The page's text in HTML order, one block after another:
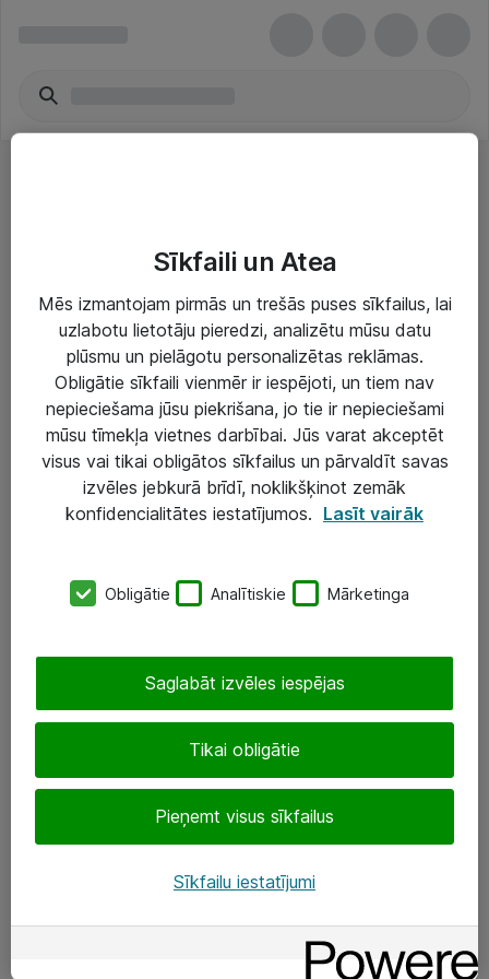
Risinājumi & Pakalpojumi
IT serviss un atbalsts
IT infrastruktūra
Darba vietu IT risinājumi
SIA „ATEA”
+(371) 67 81 90 50
eShop@atea.lv
Sekojiet mums
Sīkfaili un Atea
Mēs izmantojam pirmās un trešās puses sīkfailus, lai
uzlabotu lietotāju pieredzi, analizētu mūsu datu
plūsmu un pielāgotu personalizētas reklāmas.
Obligātie sīkfaili vienmēr ir iespējoti, un tiem nav
nepieciešama jūsu piekrišana, jo tie ir nepieciešami
mūsu tīmekļa vietnes darbībai. Jūs varat akceptēt
visus vai tikai obligātos sīkfailus un pārvaldīt savas
izvēles jebkurā brīdī, noklikšķinot zemāk
konfidencialitātes iestatījumos. Lasīt vairāk
Obligātie Analītiskie Mārketinga
Tikai obligātie
Pieņemt visus sīkfailus
Saglabāt izvēles iespējas
Sīkfailu iestatījumi